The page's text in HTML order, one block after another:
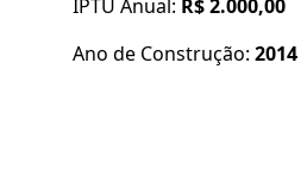
IPTU Anual: R$ 2.000,00
Ano de Construção: 2014